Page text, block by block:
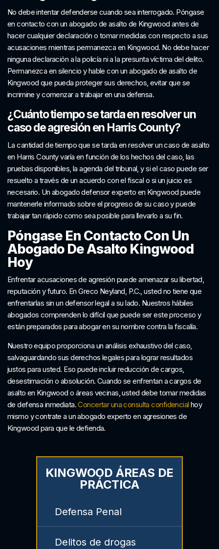
No debe intentar defenderse cuando sea interrogado. Póngase
en contacto con un abogado de asalto de Kingwood antes de
hacer cualquier declaración o tomar medidas con respecto a sus
acusaciones mientras permanezca en Kingwood. No debe hacer
ninguna declaración a la policía ni a la presunta víctima del delito.
Permanezca en silencio y hable con un abogado de asalto de
Kingwood que pueda proteger sus derechos, evitar que se
incrimine y comenzar a trabajar en una defensa.
¿Cuánto tiempo se tarda en resolver un
caso de agresión en Harris County?
La cantidad de tiempo que se tarda en resolver un caso de asalto
en Harris County varía en función de los hechos del caso, las
pruebas disponibles, la agenda del tribunal, y si el caso puede ser
resuelto a través de un acuerdo con el fiscal o si un juicio es
necesario. Un abogado defensor experto en Kingwood puede
mantenerle informado sobre el progreso de su caso y puede
trabajar tan rápido como sea posible para llevarlo a su fin.
Póngase En Contacto Con Un
Abogado De Asalto Kingwood
Hoy
Enfrentar acusaciones de agresión puede amenazar su libertad,
reputación y futuro. En Greco Neyland, P.C., usted no tiene que
enfrentarlas sin un defensor legal a su lado. Nuestros hábiles
abogados comprenden lo difícil que puede ser este proceso y
están preparados para abogar en su nombre contra la fiscalía.
Nuestro equipo proporciona un análisis exhaustivo del caso,
salvaguardando sus derechos legales para lograr resultados
justos para usted. Eso puede incluir reducción de cargos,
desestimación o absolución. Cuando se enfrentan a cargos de
asalto en Kingwood o áreas vecinas, usted debe tomar medidas
de defensa inmediata.Concertar una consulta confidencial hoy
mismo y contrate a un abogado experto en agresiones de
Kingwood para que le defienda.
KINGWOOD ÁREAS DE
PRÁCTICA
Defensa Penal
Delitos de drogas